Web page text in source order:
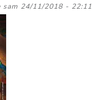
sam 24/11/2018 - 22:11